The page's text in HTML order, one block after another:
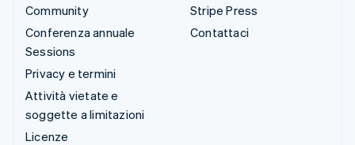
Community
Conferenza annuale
Sessions
Privacy e termini
Attività vietate e
soggette a limitazioni
Licenze
Stripe Press
Contattaci